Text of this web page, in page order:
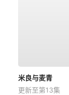
米良与麦青
更新至第13集